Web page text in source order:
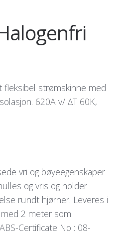
fleksibel strømskinne med
620A v/ ∆T 60K,
vri og bøyeegenskaper
og vris og holder
rundt hjørner. Leveres i
2 meter som
Certificate No : 08-